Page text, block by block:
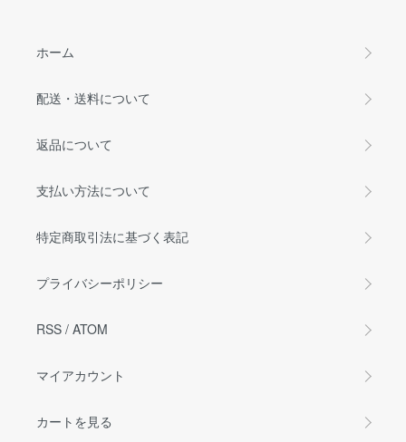
ホーム
配送・送料について
返品について
支払い方法について
特定商取引法に基づく表記
プライバシーポリシー
RSS / ATOM
マイアカウント
カートを見る